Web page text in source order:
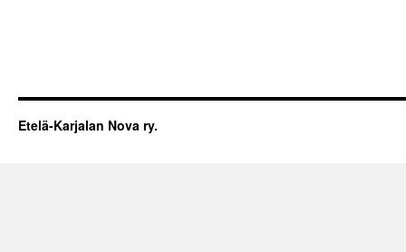
Etelä-Karjalan Nova ry.